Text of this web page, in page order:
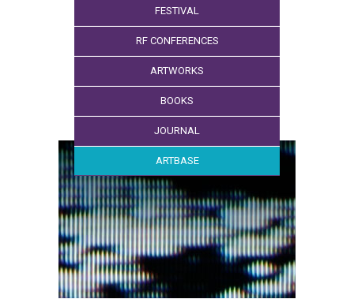
FESTIVAL
RF CONFERENCES
ARTWORKS
BOOKS
JOURNAL
ARTBASE